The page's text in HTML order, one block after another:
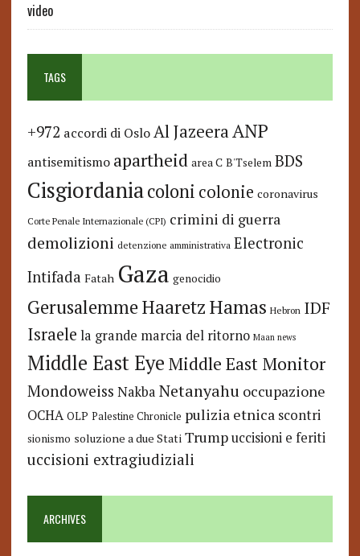
video
TAGS
+972 accordi di Oslo Al JazeeraANP
antisemitismo apartheid area C B'Tselem BDS
Cisgiordaniacoloni colonie coronavirus
Corte Penale Internazionale (CPI) crimini di guerra
demolizioni detenzione amministrativa Electronic
Intifada Fatah Gaza genocidio
GerusalemmeHaaretzHamas Hebron IDF
Israele la grande marcia del ritorno Maan news
Middle East Eye Middle East Monitor
Mondoweiss Nakba Netanyahu occupazione
OCHA OLP Palestine Chronicle pulizia etnica scontri
sionismo soluzione a due Stati Trump uccisioni e feriti
uccisioni extragiudiziali
ARCHIVES